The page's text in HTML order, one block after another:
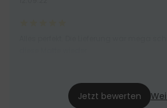
Jetzt bewerten